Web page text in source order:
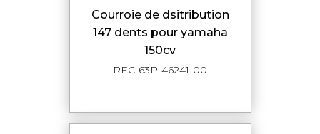
courroie de dsitribution
147 dents pour yamaha
150cv
REC-63P-46241-00